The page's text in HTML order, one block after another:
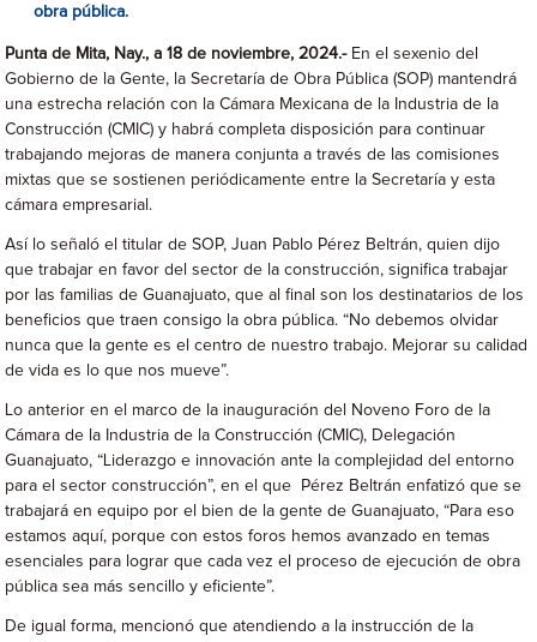
obra pública.
Punta de Mita, Nay., a 18 de noviembre, 2024.-En el sexenio del
Gobierno de la Gente, la Secretaría de Obra Pública (SOP) mantendrá
una estrecha relación con la Cámara Mexicana de la Industria de la
Construcción (CMIC) y habrá completa disposición para continuar
trabajando mejoras de manera conjunta a través de las comisiones
mixtas que se sostienen periódicamente entre la Secretaría y esta
cámara empresarial.
Así lo señaló el titular de SOP, Juan Pablo Pérez Beltrán, quien dijo
que trabajar en favor del sector de la construcción, significa trabajar
por las familias de Guanajuato, que al final son los destinatarios de los
beneficios que traen consigo la obra pública. “No debemos olvidar
nunca que la gente es el centro de nuestro trabajo. Mejorar su calidad
de vida es lo que nos mueve”.
Lo anterior en el marco de la inauguración del Noveno Foro de la
Cámara de la Industria de la Construcción (CMIC), Delegación
Guanajuato, “Liderazgo e innovación ante la complejidad del entorno
para el sector construcción”, en el que Pérez Beltrán enfatizó que se
trabajará en equipo por el bien de la gente de Guanajuato, “Para eso
estamos aquí, porque con estos foros hemos avanzado en temas
esenciales para lograr que cada vez el proceso de ejecución de obra
pública sea más sencillo y eficiente”.
De igual forma, mencionó que atendiendo a la instrucción de la